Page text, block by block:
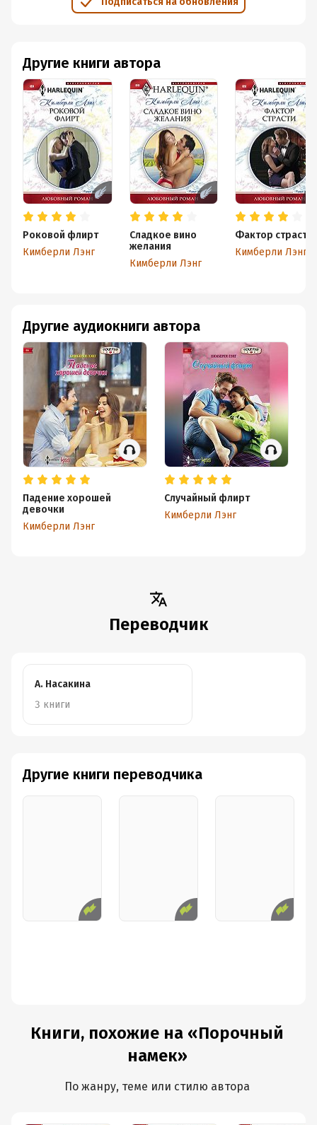
Другие книги автора
Роковой флирт
Кимберли Лэнг
Сладкое вино
желания
Кимберли Лэнг
Фактор страсти
Кимберли Лэнг
Другие аудиокниги автора
Падение хорошей
девочки
Кимберли Лэнг
Случайный флирт
Кимберли Лэнг
Переводчик
А. Насакина
3 книги
Другие книги переводчика
Книги, похожие на «Порочный
намек»
По жанру, теме или стилю автора